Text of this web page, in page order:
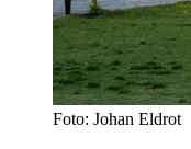
Foto: Johan Eldrot